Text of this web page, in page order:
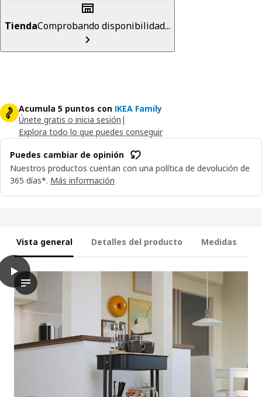
TiendaComprobando disponibilidad...
Acumula 5 puntos con IKEA Family
Únete gratis o inicia sesión |
Explora todo lo que puedes conseguir
Puedes cambiar de opinión
Nuestros productos cuentan con una política de devolución de
365 días*. Más información
Vista general Detalles del producto Medidas
play
El vídeo muestra un producto llamado RÅSKOG, que se
RÅSKOG Carrito, blanco, 35x45x77 cm